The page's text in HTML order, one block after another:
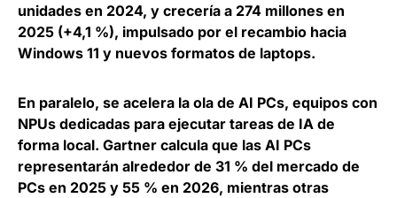
unidades en 2024, y crecería a 274 millones en
2025 (+4,1 %), impulsado por el recambio hacia
Windows 11 y nuevos formatos de laptops.
En paralelo, se acelera la ola de AI PCs, equipos con
NPUs dedicadas para ejecutar tareas de IA de
forma local. Gartner calcula que las AI PCs
representarán alrededor de 31 % del mercado de
PCs en 2025 y 55 % en 2026, mientras otras